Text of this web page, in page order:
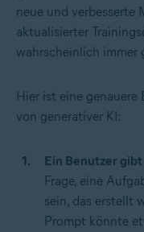
neue und verbesserte
aktualisierter
wahrscheinlich immer
Hier ist eine
von generativer KI:
Ein Benutzer
Frage, eine
sein, das erstellt
Prompt könnte